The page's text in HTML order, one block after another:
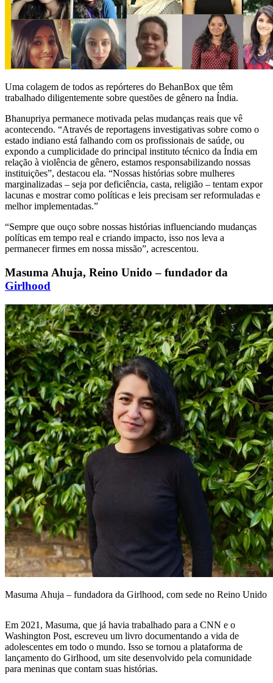
Uma colagem de todos as repórteres do BehanBox que têm
trabalhado diligentemente sobre questões de gênero na Índia.
Bhanupriya permanece motivada pelas mudanças reais que vê
acontecendo. “Através de reportagens investigativas sobre como o
estado indiano está falhando com os profissionais de saúde, ou
expondo a cumplicidade do principal instituto técnico da Índia em
relação à violência de gênero, estamos responsabilizando nossas
instituições”, destacou ela. “Nossas histórias sobre mulheres
marginalizadas – seja por deficiência, casta, religião – tentam expor
lacunas e mostrar como políticas e leis precisam ser reformuladas e
melhor implementadas.”
“Sempre que ouço sobre nossas histórias influenciando mudanças
políticas em tempo real e criando impacto, isso nos leva a
permanecer firmes em nossa missão”, acrescentou.
Masuma Ahuja, Reino Unido – fundador da
Girlhood
Masuma Ahuja – fundadora da Girlhood, com sede no Reino Unido
Em 2021, Masuma, que já havia trabalhado para a CNN e o
Washington Post, escreveu um livro documentando a vida de
adolescentes em todo o mundo. Isso se tornou a plataforma de
lançamento do Girlhood, um site desenvolvido pela comunidade
para meninas que contam suas histórias.